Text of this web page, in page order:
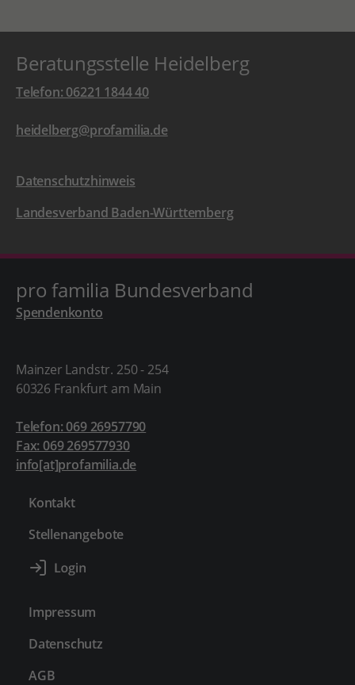
Beratungsstelle Heidelberg
Telefon: 06221 1844 40
heidelberg@profamilia.de
Datenschutzhinweis
Landesverband Baden-Württemberg
pro familia Bundesverband
Spendenkonto
Mainzer Landstr. 250 - 254
60326 Frankfurt am Main
Telefon: 069 26957790
Fax: 069 269577930
info[at]profamilia.de
Kontakt
Stellenangebote
Impressum
Datenschutz
AGB